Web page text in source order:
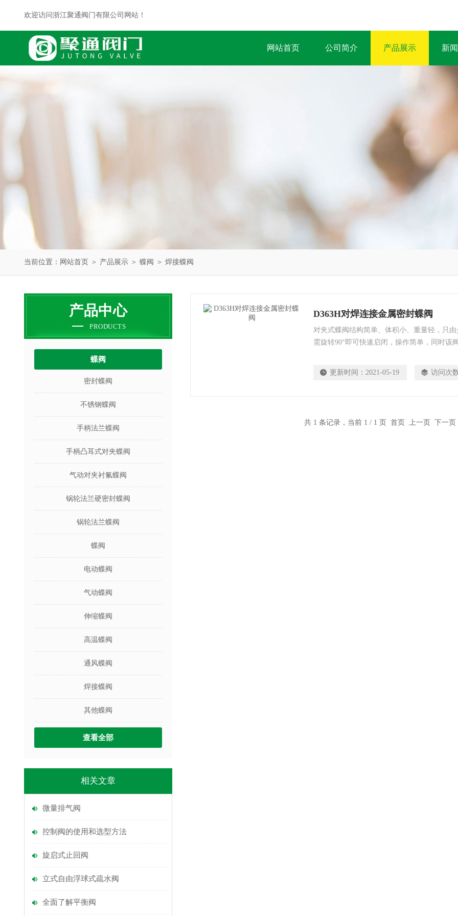
欢迎访问浙江聚通阀门有限公司网站！
网站首页 公司简介 产品展示 新
当前位置： 网站首页 ＞ 产品展示 ＞ 蝶阀 ＞ 焊接蝶阀
产品中心
PRODUCTS
蝶阀
密封蝶阀
不锈钢蝶阀
手柄法兰蝶阀
手柄凸耳式对夹蝶阀
气动对夹衬氟蝶阀
锅轮法兰硬密封蝶阀
锅轮法兰蝶阀
蝶阀
电动蝶阀
气动蝶阀
伸缩蝶阀
高温蝶阀
通风蝶阀
焊接蝶阀
其他蝶阀
查看全部
相关文章
微量排气阀
控制阀的使用和选型方法
旋启式止回阀
立式自由浮球式疏水阀
全面了解平衡阀
D363H对焊连接金属密封蝶阀
对夹式蝶阀结构简单、体积小、重量轻，只
需旋转90°即可快速启闭，操作简单，同时该
过该阀门所产生的压力降很小，故具有较好
更新时间： 2021-05-19 访问次
共 1 条记录，当前 1 / 1 页 首页 上一页 下一